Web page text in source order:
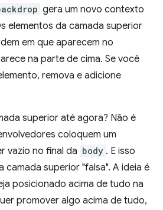
gera um novo contexto
elementos da camada superior
em que aparecem no
na parte de cima. Se você
remova e adicione
superior até agora? Não é
coloquem um
vazio no final da body . E isso
camada superior "falsa". A ideia é
posicionado acima de tudo na
promover algo acima de tudo,